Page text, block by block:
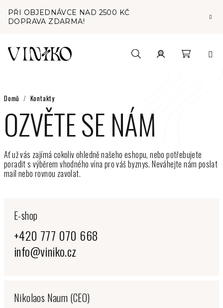
obsah
PŘI OBJEDNÁVCE NAD 2500 KČ
DOPRAVA ZDARMA!
Domů / Kontakty
OZVĚTE SE NÁM
Ať už vás zajímá cokoliv ohledně našeho eshopu, nebo potřebujete
poradit s výběrem vhodného vína pro váš byznys. Neváhejte nám poslat
mail nebo rovnou zavolat.
E-shop
+420 777 070 668
info@viniko.cz
Nikolaos Naum (CEO)